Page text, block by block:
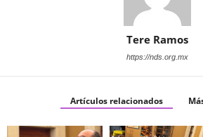
Tere Ramos
https://nds.org.mx
Artículos relacionados